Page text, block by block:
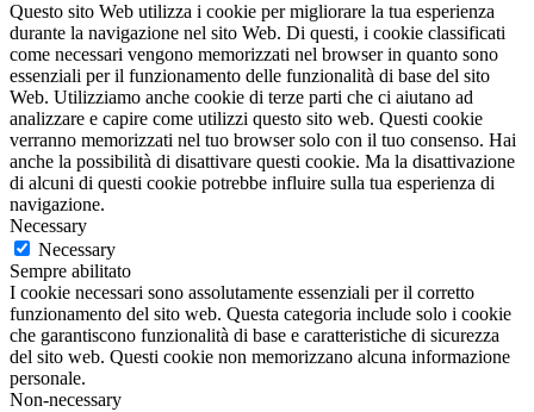
Questo sito Web utilizza i cookie per migliorare la tua esperienza
durante la navigazione nel sito Web. Di questi, i cookie classificati
come necessari vengono memorizzati nel browser in quanto sono
essenziali per il funzionamento delle funzionalità di base del sito
Web. Utilizziamo anche cookie di terze parti che ci aiutano ad
analizzare e capire come utilizzi questo sito web. Questi cookie
verranno memorizzati nel tuo browser solo con il tuo consenso. Hai
anche la possibilità di disattivare questi cookie. Ma la disattivazione
di alcuni di questi cookie potrebbe influire sulla tua esperienza di
navigazione.
Necessary
Necessary
Sempre abilitato
I cookie necessari sono assolutamente essenziali per il corretto
funzionamento del sito web. Questa categoria include solo i cookie
che garantiscono funzionalità di base e caratteristiche di sicurezza
del sito web. Questi cookie non memorizzano alcuna informazione
personale.
Non-necessary